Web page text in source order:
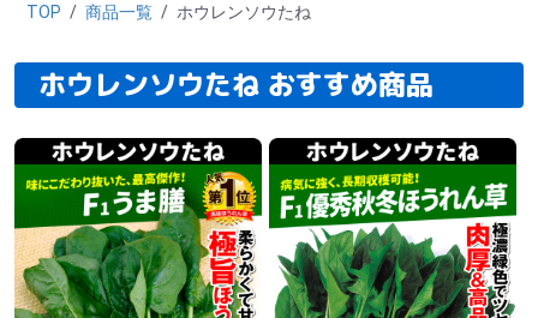
TOP / 商品一覧 / ホウレンソウたね
ホウレンソウたね おすすめ商品